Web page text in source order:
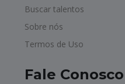
Buscar talentos
Sobre nós
Termos de Uso
Fale Conosco